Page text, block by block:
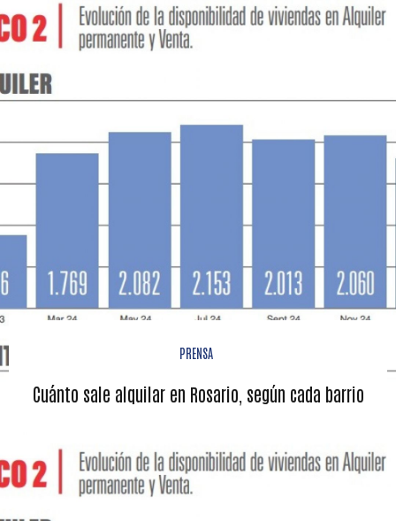
PRENSA
Cuánto sale alquilar en Rosario, según cada barrio